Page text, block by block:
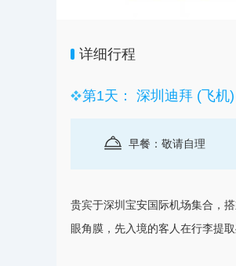
详细行程
第1天： 深圳迪拜 (飞机)
早餐：敬请自理
贵宾于深圳 宝安国际机场集合，
眼角膜，先入境的客人在行李提